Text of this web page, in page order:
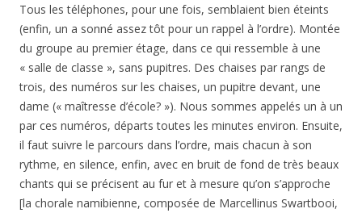
Tous les téléphones, pour une fois, semblaient bien éteints
(enfin, un a sonné assez tôt pour un rappel à l’ordre). Montée
du groupe au premier étage, dans ce qui ressemble à une
« salle de classe », sans pupitres. Des chaises par rangs de
trois, des numéros sur les chaises, un pupitre devant, une
dame (« maîtresse d’école? »). Nous sommes appelés un à un
par ces numéros, départs toutes les minutes environ. Ensuite,
il faut suivre le parcours dans l’ordre, mais chacun à son
rythme, en silence, enfin, avec en bruit de fond de très beaux
chants qui se précisent au fur et à mesure qu’on s’approche
[la chorale namibienne, composée de Marcellinus Swartbooi,